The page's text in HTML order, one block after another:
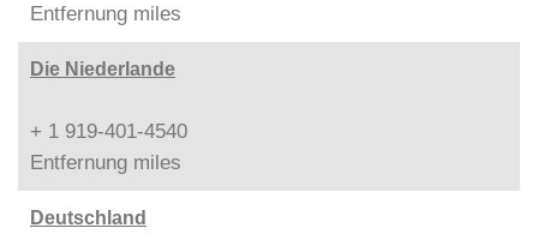
Entfernung miles
Die Niederlande
+ 1 919-401-4540
Entfernung miles
Deutschland